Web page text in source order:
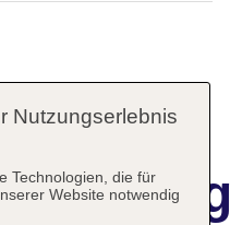
Nutzungserlebnis
Technologien, die für
Website notwendig